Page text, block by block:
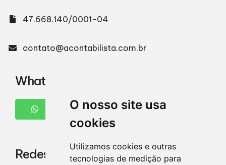
O nosso site usa
cookies
Utilizamos cookies e outras
tecnologias de medição para
47.668.140/0001-04
contato@acontabilista.com.br
WhatsApp
WHATSAPP
Redes Sociais